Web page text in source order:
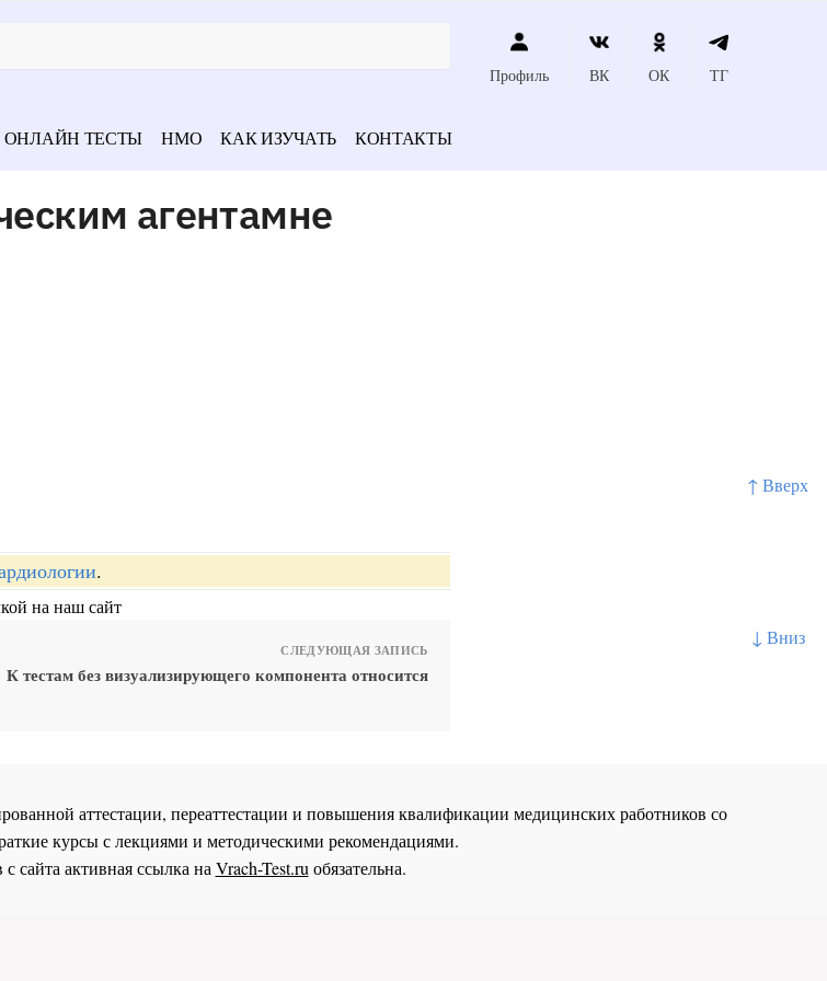
↑ Вверх
↓ Вниз
Профиль ВК ОК ТГ
ОНЛАЙН ТЕСТЫ НМО КАК ИЗУЧАТЬ КОНТАКТЫ
агентамне
.
на наш сайт
СЛЕДУЮЩАЯ ЗАПИСЬ
К тестам без визуализирующего компонента относится
аттестации, переаттестации и повышения квалификации медицинских работников со
курсы с лекциями и методическими рекомендациями.
сайта активная ссылка наVrach-Test.ruобязательна.